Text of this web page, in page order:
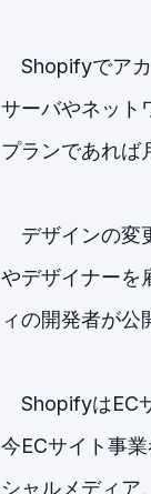
Shopifyでアカ
サーバやネット
プランであれば
デザインの変
やデザイナーを
ィの開発者が公
ShopifyはEC
今ECサイト事
シャルメディア